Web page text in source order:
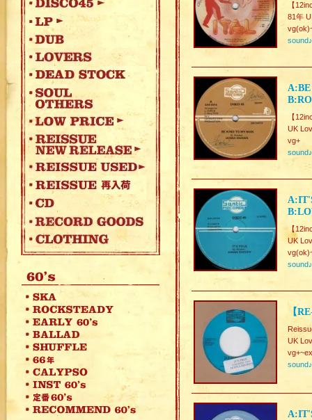
【
81年
sound♪
【
UK
vg+
sound♪
【
UK
sound♪
【
UK
sound♪